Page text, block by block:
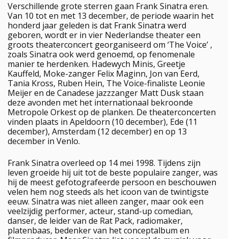
Verschillende grote sterren gaan Frank Sinatra eren.
Van 10 tot en met 13 december, de periode waarin het
honderd jaar geleden is dat Frank Sinatra werd
geboren, wordt er in vier Nederlandse theater een
groots theaterconcert georganiseerd om ‘The Voice’ ,
zoals Sinatra ook werd genoemd, op fenomenale
manier te herdenken. Hadewych Minis, Greetje
Kauffeld, Moke-zanger Felix Maginn, Jon van Eerd,
Tania Kross, Ruben Hein, The Voice-finaliste Leonie
Meijer en de Canadese jazzzanger Matt Dusk staan
deze avonden met het internationaal bekroonde
Metropole Orkest op de planken. De theaterconcerten
vinden plaats in Apeldoorn (10 december), Ede (11
december), Amsterdam (12 december) en op 13
december in Venlo.
Frank Sinatra overleed op 14 mei 1998. Tijdens zijn
leven groeide hij uit tot de beste populaire zanger, was
hij de meest gefotografeerde persoon en beschouwen
velen hem nog steeds als het icoon van de twintigste
eeuw. Sinatra was niet alleen zanger, maar ook een
veelzijdig performer, acteur, stand-up comedian,
danser, de leider van de Rat Pack, radiomaker,
platenbaas, bedenker van het conceptalbum en